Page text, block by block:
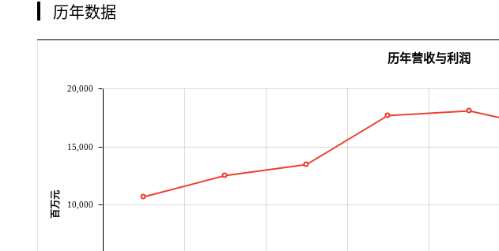
历年数据
10,000
15,000
20,000
百万元
历年营收与利润